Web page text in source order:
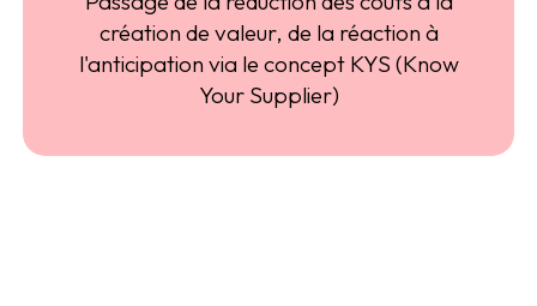
création de valeur, de la réaction à
l'anticipation via le concept KYS (Know
Your Supplier)